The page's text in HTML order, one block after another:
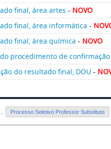
final, área artes - NOVO
final, área informática -
final, área química - NOVO
procedimento de
do resultado final, DOU -
Processo Seletivo Professor Substituto